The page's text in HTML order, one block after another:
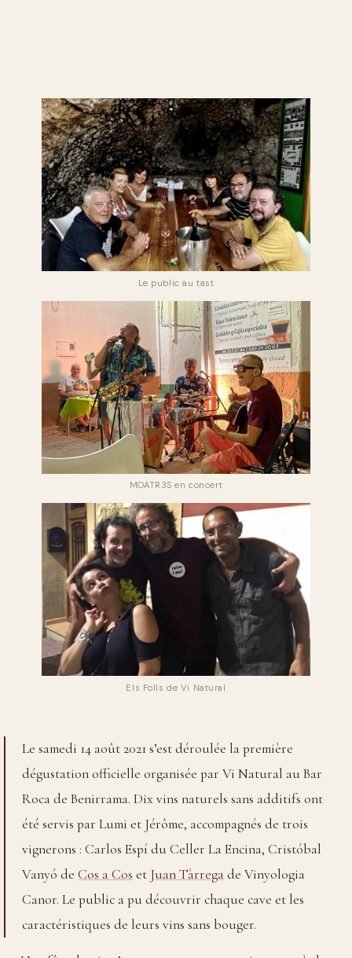
Le public au tast
MOATR3S en concert
Els Folls de Vi Natural
Le samedi 14 août 2021 s’est déroulée la première
dégustation officielle organisée par Vi Natural au Bar
Roca de Benirrama. Dix vins naturels sans additifs ont
été servis par Lumi et Jérôme, accompagnés de trois
vignerons : Carlos Espí du Celler La Encina, Cristóbal
Vanyó deCos a Cos et Juan Tàrregade Vinyologia
Canor. Le public a pu découvrir chaque cave et les
caractéristiques de leurs vins sans bouger.